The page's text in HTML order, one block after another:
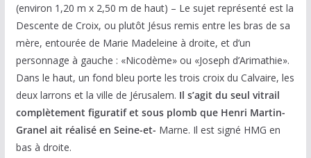
(environ 1,20 m x 2,50 m de haut) – Le sujet représenté est la
Descente de Croix, ou plutôt Jésus remis entre les bras de sa
mère, entourée de Marie Madeleine à droite, et d’un
personnage à gauche : «Nicodème» ou «Joseph d’Arimathie».
Dans le haut, un fond bleu porte les trois croix du Calvaire, les
deux larrons et la ville de Jérusalem. Il s’agit du seul vitrail
complètement figuratif et sous plomb que Henri Martin-
Granel ait réalisé en Seine-et- Marne. Il est signé HMG en
bas à droite.